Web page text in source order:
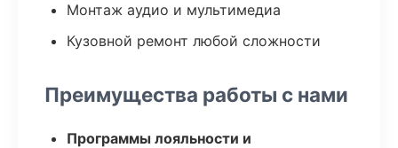
Монтаж аудио и мультимедиа
Кузовной ремонт любой сложности
Преимущества работы с нами
Программы лояльности и